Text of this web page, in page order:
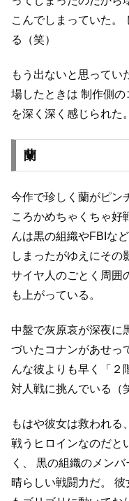
こんでしまっていた。
る（笑）
もう出ないと思ってい
場したときは 制作側の
を深く深く感じられた。
蘭
今作で珍しく蘭がピン
ころかめちゃくちゃ好
んは黒の組織やFBIな
しまったがゆえにその
サイヤ人のごとく周囲
も上がっている。
中盤で灰原哀が深夜に
づいたコナンがあせっ
んな彼よりも早く「２
対人戦に挑んでいる（
もはや彼女は救われる
戦うヒロインなのだと
く、
黒の組織のメン
晴らしい戦闘力だ。
彼